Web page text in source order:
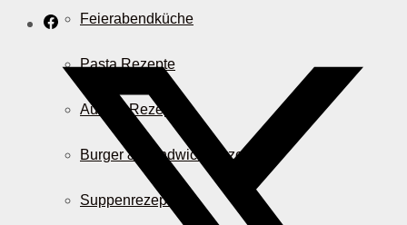
Feierabendküche
Pasta Rezepte
Auflauf Rezepte
Burger & Sandwich Rezepte
Suppenrezepte